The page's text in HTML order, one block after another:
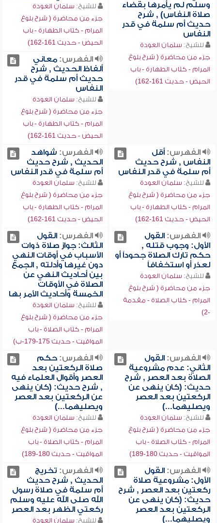
وسلم لم يأمرها بقضاء
صلاة النفاس) , شرح
حديث أم سلمة في قدر
النفاس
للشيخ: سلمان العودة
جزء من محاضرة ( شرح بلوغ
المرام - كتاب الطهارة - باب
الحيض - حديث 161-162)
للشيخ: سلمان العودة
جزء من محاضرة ( شرح بلوغ
المرام - كتاب الطهارة - باب
الحيض - حديث 161-162)
الفهرس:معاني
ألفاظ الحديث , شرح
حديث أم سلمة في قدر
النفاس
للشيخ: سلمان العودة
جزء من محاضرة ( شرح بلوغ
المرام - كتاب الطهارة - باب
الحيض - حديث 161-162)
الفهرس:أقل
النفاس , شرح حديث
أم سلمة في قدر النفاس
للشيخ: سلمان العودة
جزء من محاضرة ( شرح بلوغ
المرام - كتاب الطهارة - باب
الحيض - حديث 161-162)
الفهرس: شواهد
الحديث , شرح حديث
أم سلمة في قدر النفاس
للشيخ: سلمان العودة
جزء من محاضرة ( شرح بلوغ
المرام - كتاب الطهارة - باب
الحيض - حديث 161-162)
الفهرس:القول
الأول: وجوب قتله ,
حكم تارك الصلاة جحوداً أو
لعذر أو استخفافاً
للشيخ: سلمان العودة
جزء من محاضرة ( شرح بلوغ
المرام - كتاب الصلاة - مقدمة
-2)
الفهرس:القول
الثالث: جواز صلاة ذوات
الأسباب في أوقات النهي
دون غيرها وأدلته , الجمع
بين أحاديث النهي عن
الصلاة في الأوقات
الخمسة وأحاديث الأمر بها
للشيخ: سلمان العودة
جزء من محاضرة ( شرح بلوغ
المرام - كتاب الصلاة - باب
المواقيت - حديث 175-179-ب)
الفهرس:القول
الثاني: عدم مشروعية
الصلاة بعد العصر , شرح
حديث: (كان ينهى عن
الركعتين بعد العصر
ويصليهما...)
للشيخ: سلمان العودة
جزء من محاضرة ( شرح بلوغ
المرام - كتاب الصلاة - باب
المواقيت - حديث 180-189)
الفهرس:حكم
صلاة الركعتين بعد
العصر وأقوال العلماء فيه
, شرح حديث: (كان ينهى
عن الركعتين بعد العصر
ويصليهما...)
للشيخ: سلمان العودة
جزء من محاضرة ( شرح بلوغ
المرام - كتاب الصلاة - باب
المواقيت - حديث 180-189)
الفهرس:القول
الأول: مشروعية صلاة
ركعتين بعد العصر , شرح
حديث: (كان ينهى عن
الركعتين بعد العصر
ويصليهما...)
الفهرس: تخريج
الحديث , شرح حديث
أم سلمة في صلاة رسول
الله صلى الله عليه وسلم
ركعتي الظهر بعد العصر
للشيخ: سلمان العودة